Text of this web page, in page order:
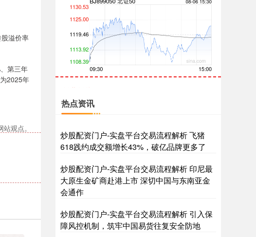
溢价率
第三年
2025年
观点。
创业板指 3515.56 -19.58 -0.55%
基金指数 7229.80 -1.63 -0.02%
热点资讯
炒股配资门户-实盘平台交易流程解析 飞猪
618践约成交额增长43%，破亿品牌更多了
炒股配资门户-实盘平台交易流程解析 印尼最
大原生金矿商赴港上市 深切中国与东南亚金
会通作
炒股配资门户-实盘平台交易流程解析 引入保
障风控机制，筑牢中国易货往复安全防地